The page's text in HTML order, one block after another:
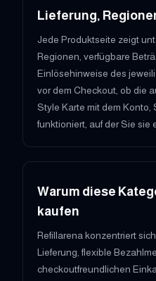
Lieferung,
Jede Produktseite zeigt
Regionen, verfügbare
Einlösehinweise des
vor dem Checkout, ob die
Style Karte mit dem Konto,
funktioniert, auf der Sie sie
Warum diese
kaufen
Refillarena konzentriert
Lieferung, flexible
checkoutfreundlichen